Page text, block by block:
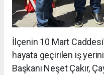
İlçenin 10 Mart
hayata geçirilen iş
Başkanı Neşet Çakır,